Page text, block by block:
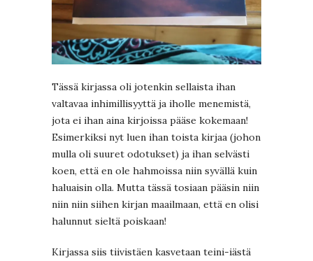
Tässä kirjassa oli jotenkin sellaista ihan
valtavaa inhimillisyyttä ja iholle menemistä,
jota ei ihan aina kirjoissa pääse kokemaan!
Esimerkiksi nyt luen ihan toista kirjaa (johon
mulla oli suuret odotukset) ja ihan selvästi
koen, että en ole hahmoissa niin syvällä kuin
haluaisin olla. Mutta tässä tosiaan pääsin niin
niin niin siihen kirjan maailmaan, että en olisi
halunnut sieltä poiskaan!
Kirjassa siis tiivistäen kasvetaan teini-iästä